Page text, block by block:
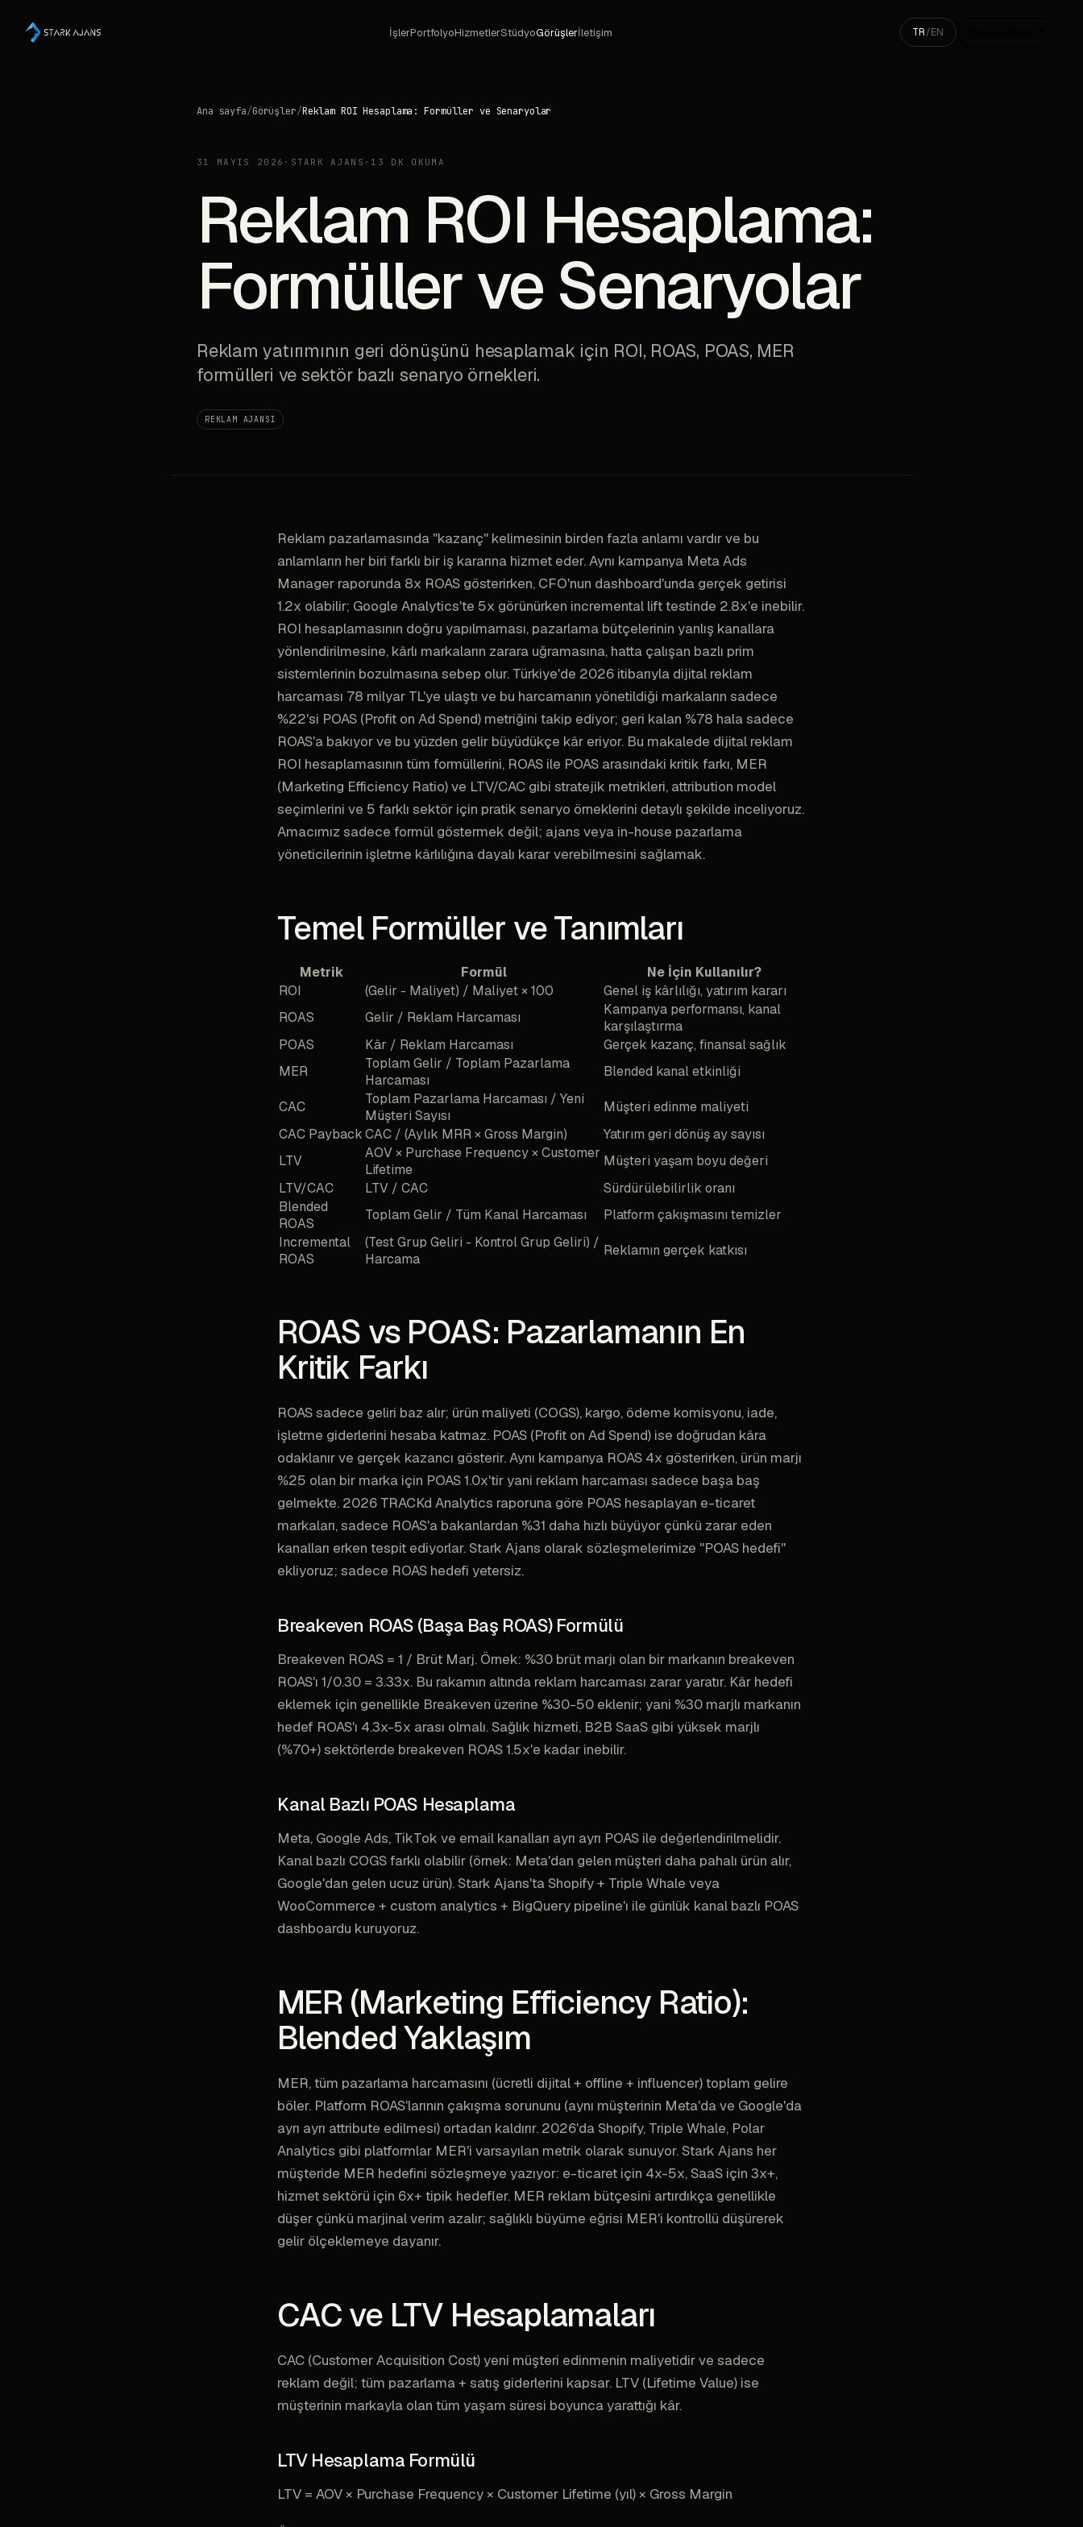
İşlerPortfolyoHizmetlerStüdyoGörüşlerİletişim TR/EN
Ana sayfa/Görüşler/Reklam ROI Hesaplama: Formüller ve Senaryolar
31 MAYIS 2026 · STARK AJANS · 13 DK OKUMA
Reklam ROI Hesaplama:
Formüller ve Senaryolar
Reklam yatırımının geri dönüşünü hesaplamak için ROI, ROAS, POAS, MER
formülleri ve sektör bazlı senaryo örnekleri.
REKLAM AJANSI
Reklam pazarlamasında "kazanç" kelimesinin birden fazla anlamı vardır ve bu
anlamların her biri farklı bir iş kararına hizmet eder. Aynı kampanya Meta Ads
Manager raporunda 8x ROAS gösterirken, CFO'nun dashboard'unda gerçek getirisi
1.2x olabilir; Google Analytics'te 5x görünürken incremental lift testinde 2.8x'e inebilir.
ROI hesaplamasının doğru yapılmaması, pazarlama bütçelerinin yanlış kanallara
yönlendirilmesine, kârlı markaların zarara uğramasına, hatta çalışan bazlı prim
sistemlerinin bozulmasına sebep olur. Türkiye'de 2026 itibarıyla dijital reklam
harcaması 78 milyar TL'ye ulaştı ve bu harcamanın yönetildiği markaların sadece
%22'si POAS (Profit on Ad Spend) metriğini takip ediyor; geri kalan %78 hala sadece
ROAS'a bakıyor ve bu yüzden gelir büyüdükçe kâr eriyor. Bu makalede dijital reklam
ROI hesaplamasının tüm formüllerini, ROAS ile POAS arasındaki kritik farkı, MER
(Marketing Efficiency Ratio) ve LTV/CAC gibi stratejik metrikleri, attribution model
seçimlerini ve 5 farklı sektör için pratik senaryo örneklerini detaylı şekilde inceliyoruz.
Amacımız sadece formül göstermek değil; ajans veya in-house pazarlama
yöneticilerinin işletme kârlılığına dayalı karar verebilmesini sağlamak.
Temel Formüller ve Tanımları
Metrik Formül
Ne İçin Kullanılır?
ROI
(Gelir - Maliyet) / Maliyet × 100
Genel iş kârlılığı, yatırım kararı
ROAS
Gelir / Reklam Harcaması
Kampanya performansı, kanal
karşılaştırma
POAS
Kâr / Reklam Harcaması
Gerçek kazanç, finansal sağlık
MER
Toplam Gelir / Toplam Pazarlama
Harcaması
Blended kanal etkinliği
CAC
Toplam Pazarlama Harcaması / Yeni
Müşteri Sayısı
Müşteri edinme maliyeti
CAC PaybackCAC / (Aylık MRR × Gross Margin)
Yatırım geri dönüş ay sayısı
LTV
AOV × Purchase Frequency × Customer
Lifetime
Müşteri yaşam boyu değeri
LTV/CAC
LTV / CAC
Sürdürülebilirlik oranı
Blended
ROAS
Toplam Gelir / Tüm Kanal Harcaması
Platform çakışmasını temizler
Incremental
ROAS
(Test Grup Geliri - Kontrol Grup Geliri) /
Harcama
Reklamın gerçek katkısı
ROAS vs POAS: Pazarlamanın En
Kritik Farkı
ROAS sadece geliri baz alır; ürün maliyeti (COGS), kargo, ödeme komisyonu, iade,
işletme giderlerini hesaba katmaz. POAS (Profit on Ad Spend) ise doğrudan kâra
odaklanır ve gerçek kazancı gösterir. Aynı kampanya ROAS 4x gösterirken, ürün marjı
%25 olan bir marka için POAS 1.0x'tir yani reklam harcaması sadece başa baş
gelmekte. 2026 TRACKd Analytics raporuna göre POAS hesaplayan e-ticaret
markaları, sadece ROAS'a bakanlardan %31 daha hızlı büyüyor çünkü zarar eden
kanalları erken tespit ediyorlar. Stark Ajans olarak sözleşmelerimize "POAS hedefi"
ekliyoruz; sadece ROAS hedefi yetersiz.
Breakeven ROAS (Başa Baş ROAS) Formülü
Breakeven ROAS = 1 / Brüt Marj. Örnek: %30 brüt marjı olan bir markanın breakeven
ROAS'ı 1/0.30 = 3.33x. Bu rakamın altında reklam harcaması zarar yaratır. Kâr hedefi
eklemek için genellikle Breakeven üzerine %30-50 eklenir; yani %30 marjlı markanın
hedef ROAS'ı 4.3x-5x arası olmalı. Sağlık hizmeti, B2B SaaS gibi yüksek marjlı
(%70+) sektörlerde breakeven ROAS 1.5x'e kadar inebilir.
Kanal Bazlı POAS Hesaplama
Meta, Google Ads, TikTok ve email kanalları ayrı ayrı POAS ile değerlendirilmelidir.
Kanal bazlı COGS farklı olabilir (örnek: Meta'dan gelen müşteri daha pahalı ürün alır,
Google'dan gelen ucuz ürün). Stark Ajans'ta Shopify + Triple Whale veya
WooCommerce + custom analytics + BigQuery pipeline'ı ile günlük kanal bazlı POAS
dashboardu kuruyoruz.
MER (Marketing Efficiency Ratio):
Blended Yaklaşım
MER, tüm pazarlama harcamasını (ücretli dijital + offline + influencer) toplam gelire
böler. Platform ROAS'larının çakışma sorununu (aynı müşterinin Meta'da ve Google'da
ayrı ayrı attribute edilmesi) ortadan kaldırır. 2026'da Shopify, Triple Whale, Polar
Analytics gibi platformlar MER'i varsayılan metrik olarak sunuyor. Stark Ajans her
müşteride MER hedefini sözleşmeye yazıyor: e-ticaret için 4x-5x, SaaS için 3x+,
hizmet sektörü için 6x+ tipik hedefler. MER reklam bütçesini artırdıkça genellikle
düşer çünkü marjinal verim azalır; sağlıklı büyüme eğrisi MER'i kontrollü düşürerek
gelir ölçeklemeye dayanır.
CAC ve LTV Hesaplamaları
CAC (Customer Acquisition Cost) yeni müşteri edinmenin maliyetidir ve sadece
reklam değil; tüm pazarlama + satış giderlerini kapsar. LTV (Lifetime Value) ise
müşterinin markayla olan tüm yaşam süresi boyunca yarattığı kâr.
LTV Hesaplama Formülü
LTV = AOV × Purchase Frequency × Customer Lifetime (yıl) × Gross Margin